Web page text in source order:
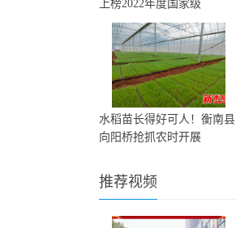
上榜2022年度国家级
水稻苗长得好可人！衡南县
向阳桥抢抓农时开展
推荐视频